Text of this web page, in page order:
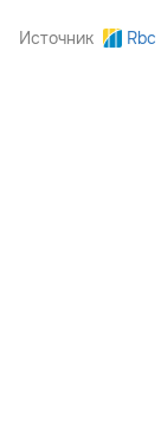
Источник Rbc